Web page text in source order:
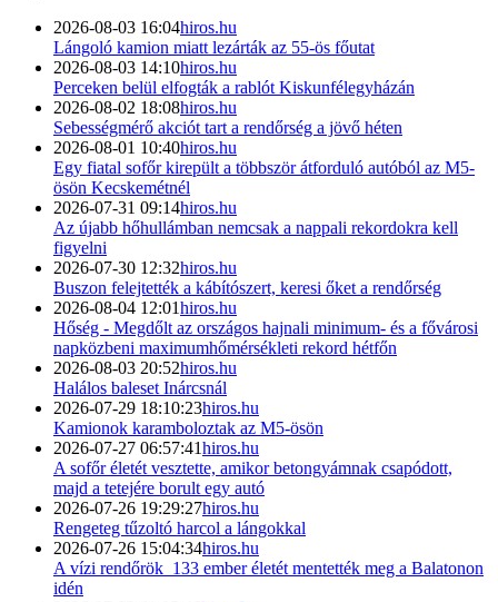
2026-08-03 16:04hiros.hu
Lángoló kamion miatt lezárták az 55-ös főutat
2026-08-03 14:10hiros.hu
Perceken belül elfogták a rablót Kiskunfélegyházán
2026-08-02 18:08hiros.hu
Sebességmérő akciót tart a rendőrség a jövő héten
2026-08-01 10:40hiros.hu
Egy fiatal sofőr kirepült a többször átforduló autóból az M5-
ösön Kecskemétnél
2026-07-31 09:14hiros.hu
Az újabb hőhullámban nemcsak a nappali rekordokra kell
figyelni
2026-07-30 12:32hiros.hu
Buszon felejtették a kábítószert, keresi őket a rendőrség
2026-08-04 12:01hiros.hu
Hőség - Megdőlt az országos hajnali minimum- és a fővárosi
napközbeni maximumhőmérsékleti rekord hétfőn
2026-08-03 20:52hiros.hu
Halálos baleset Inárcsnál
2026-07-29 18:10:23hiros.hu
Kamionok karamboloztak az M5-ösön
2026-07-27 06:57:41hiros.hu
A sofőr életét vesztette, amikor betongyámnak csapódott,
majd a tetejére borult egy autó
2026-07-26 19:29:27hiros.hu
Rengeteg tűzoltó harcol a lángokkal
2026-07-26 15:04:34hiros.hu
A vízi rendőrök 133 ember életét mentették meg a Balatonon
idén